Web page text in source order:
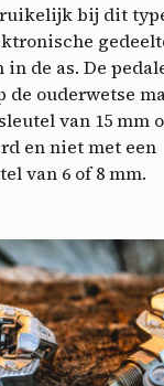
bij dit
in de as. De
de ouderwetse
van 15 mm
en niet met een
van 6 of 8 mm.